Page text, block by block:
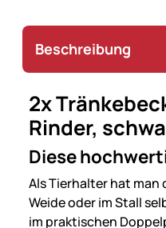
Beschreibung
2x
Rinder,
Diese
Als Tierhalter hat man
Weide oder im Stall
im praktischen